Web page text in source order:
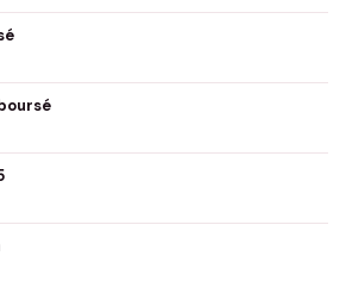
des tailles
? Découvrez notre
reste simple : lavage classique
La qualité de confection garantit
de votre engagement familial.